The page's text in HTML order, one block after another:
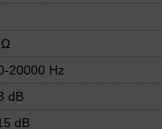
Ω
20000 Hz
dB
dB